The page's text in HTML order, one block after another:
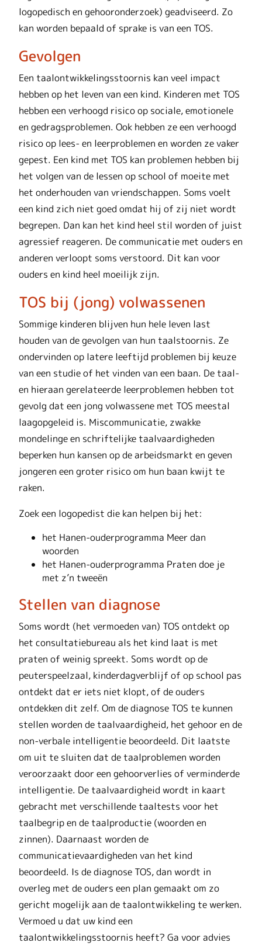
logopedisch en gehooronderzoek) geadviseerd. Zo
kan worden bepaald of sprake is van een TOS.
Gevolgen
Een taalontwikkelingsstoornis kan veel impact
hebben op het leven van een kind. Kinderen met TOS
hebben een verhoogd risico op sociale, emotionele
en gedragsproblemen. Ook hebben ze een verhoogd
risico op lees- en leerproblemen en worden ze vaker
gepest. Een kind met TOS kan problemen hebben bij
het volgen van de lessen op school of moeite met
het onderhouden van vriendschappen. Soms voelt
een kind zich niet goed omdat hij of zij niet wordt
begrepen. Dan kan het kind heel stil worden of juist
agressief reageren. De communicatie met ouders en
anderen verloopt soms verstoord. Dit kan voor
ouders en kind heel moeilijk zijn.
TOS bij (jong) volwassenen
Sommige kinderen blijven hun hele leven last
houden van de gevolgen van hun taalstoornis. Ze
ondervinden op latere leeftijd problemen bij keuze
van een studie of het vinden van een baan. De taal-
en hieraan gerelateerde leerproblemen hebben tot
gevolg dat een jong volwassene met TOS meestal
laagopgeleid is. Miscommunicatie, zwakke
mondelinge en schriftelijke taalvaardigheden
beperken hun kansen op de arbeidsmarkt en geven
jongeren een groter risico om hun baan kwijt te
raken.
Zoek een logopedist die kan helpen bij het:
het Hanen-ouderprogramma Meer dan
woorden
het Hanen-ouderprogramma Praten doe je
met z’n tweeën
Stellen van diagnose
Soms wordt (het vermoeden van) TOS ontdekt op
het consultatiebureau als het kind laat is met
praten of weinig spreekt. Soms wordt op de
peuterspeelzaal, kinderdagverblijf of op school pas
ontdekt dat er iets niet klopt, of de ouders
ontdekken dit zelf. Om de diagnose TOS te kunnen
stellen worden de taalvaardigheid, het gehoor en de
non-verbale intelligentie beoordeeld. Dit laatste
om uit te sluiten dat de taalproblemen worden
veroorzaakt door een gehoorverlies of verminderde
intelligentie. De taalvaardigheid wordt in kaart
gebracht met verschillende taaltests voor het
taalbegrip en de taalproductie (woorden en
zinnen). Daarnaast worden de
communicatievaardigheden van het kind
beoordeeld. Is de diagnose TOS, dan wordt in
overleg met de ouders een plan gemaakt om zo
gericht mogelijk aan de taalontwikkeling te werken.
Vermoed u dat uw kind een
taalontwikkelingsstoornis heeft? Ga voor advies